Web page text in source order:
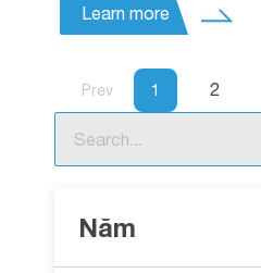
nghiệp quốc tế tại Bình
bao gồm nhiều
Learn more
Prev 1 2
Năm